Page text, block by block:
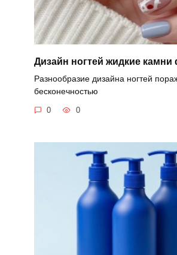
Дизайн ногтей жидкие камни
Разнообразие дизайна ногтей
бесконечностью
0 0